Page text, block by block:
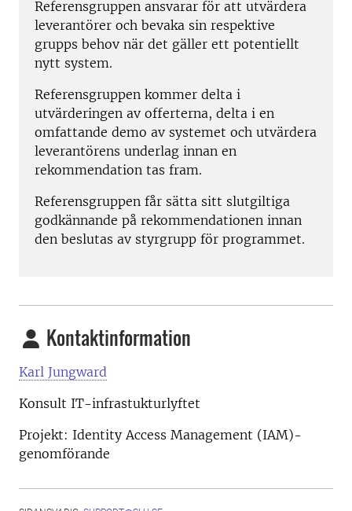
Referensgruppen ansvarar för att utvärdera
leverantörer och bevaka sin respektive
grupps behov när det gäller ett potentiellt
nytt system.
Referensgruppen kommer delta i
utvärderingen av offerterna, delta i en
omfattande demo av systemet och utvärdera
leverantörens underlag innan en
rekommendation tas fram.
Referensgruppen får sätta sitt slutgiltiga
godkännande på rekommendationen innan
den beslutas av styrgrupp för programmet.
Kontaktinformation
Karl Jungward
Konsult IT-infrastukturlyftet
Projekt: Identity Access Management (IAM)-
genomförande